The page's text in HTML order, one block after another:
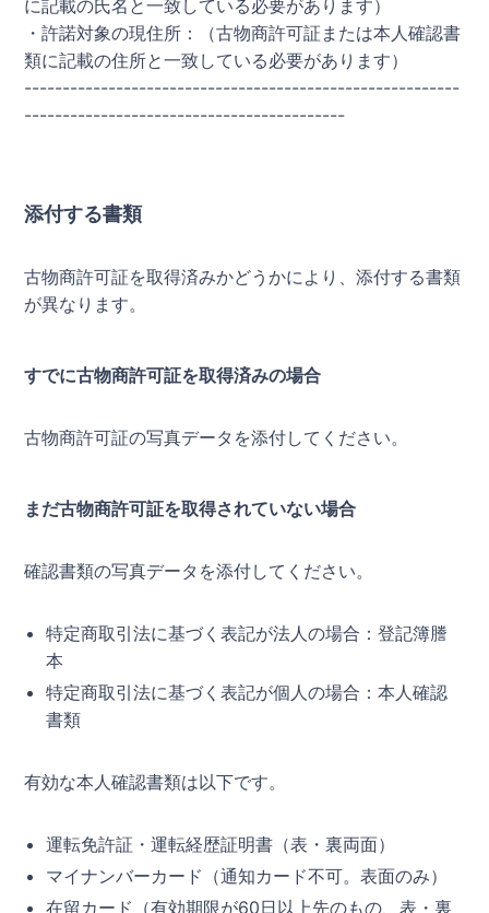
に記載の氏名と一致している必要があります）
・許諾対象の現住所：（古物商許可証または本人確認書
類に記載の住所と一致している必要があります）
---------------------------------------------------------
------------------------------------------
添付する書類
古物商許可証を取得済みかどうかにより、添付する書類
が異なります。
すでに古物商許可証を取得済みの場合
古物商許可証の写真データを添付してください。
まだ古物商許可証を取得されていない場合
確認書類の写真データを添付してください。
特定商取引法に基づく表記が法人の場合：登記簿謄
本
特定商取引法に基づく表記が個人の場合：本人確認
書類
有効な本人確認書類は以下です。
運転免許証・運転経歴証明書（表・裏両面）
マイナンバーカード（通知カード不可。表面のみ）
在留カード（有効期限が60日以上先のもの、表・裏